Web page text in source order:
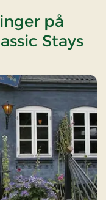
på
Stays